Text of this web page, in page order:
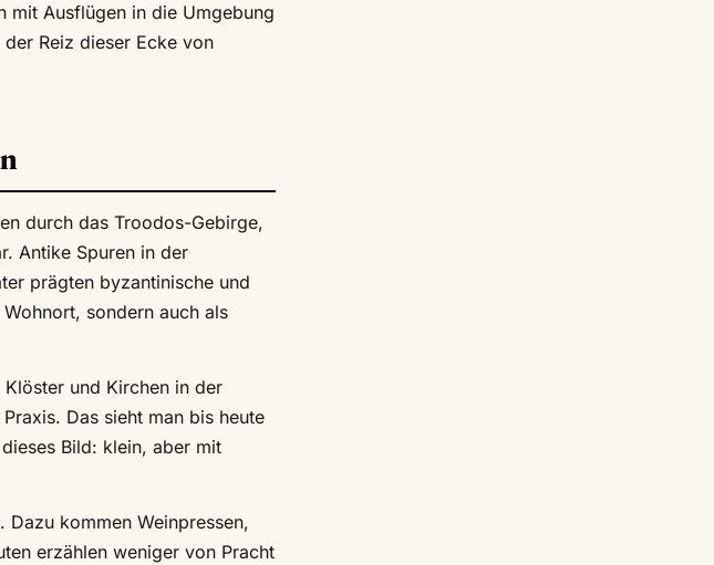
mit Ausflügen in die Umgebung
Reiz dieser Ecke von
durch das Troodos-Gebirge,
Antike Spuren in der
prägten byzantinische und
sondern auch als
und Kirchen in der
Das sieht man bis heute
Bild: klein, aber mit
kommen Weinpressen,
erzählen weniger von Pracht